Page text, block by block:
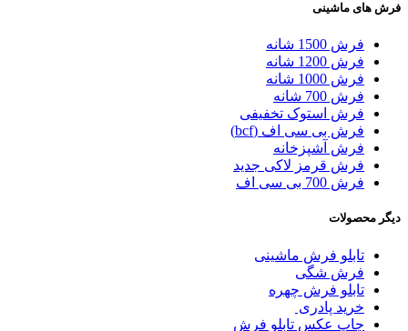
فرش های ماشینی
فرش 1500 شانه
فرش 1200 شانه
فرش 1000 شانه
فرش 700 شانه
فرش استوک تخفیفی
فرش بی سی اف (bcf)
فرش آشپزخانه
فرش قرمز لاکی جدید
فرش 700 بی سی اف
دیگر محصولات
تابلو فرش ماشینی
فرش شگی
تابلو فرش چهره
خرید پادری
چاپ عکس تابلو فرش